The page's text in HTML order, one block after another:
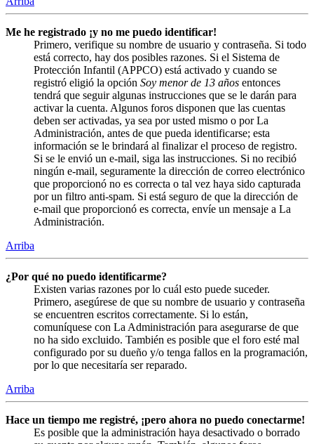
Me he registrado ¡y no me puedo identificar!
Primero, verifique su nombre de usuario y contraseña. Si todo
está correcto, hay dos posibles razones. Si el Sistema de
Protección Infantil (APPCO) está activado y cuando se
registró eligió la opción Soy menor de 13 años entonces
tendrá que seguir algunas instrucciones que se le darán para
activar la cuenta. Algunos foros disponen que las cuentas
deben ser activadas, ya sea por usted mismo o por La
Administración, antes de que pueda identificarse; esta
información se le brindará al finalizar el proceso de registro.
Si se le envió un e-mail, siga las instrucciones. Si no recibió
ningún e-mail, seguramente la dirección de correo electrónico
que proporcionó no es correcta o tal vez haya sido capturada
por un filtro anti-spam. Si está seguro de que la dirección de
e-mail que proporcionó es correcta, envíe un mensaje a La
Administración.
Arriba
¿Por qué no puedo identificarme?
Existen varias razones por lo cuál esto puede suceder.
Primero, asegúrese de que su nombre de usuario y contraseña
se encuentren escritos correctamente. Si lo están,
comuníquese con La Administración para asegurarse de que
no ha sido excluido. También es posible que el foro esté mal
configurado por su dueño y/o tenga fallos en la programación,
por lo que necesitaría ser reparado.
Arriba
Hace un tiempo me registré, ¡pero ahora no puedo conectarme!
Es posible que la administración haya desactivado o borrado